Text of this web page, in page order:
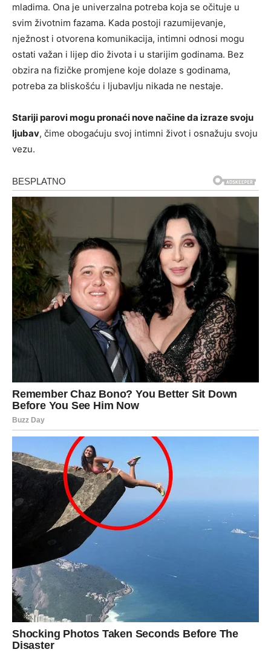
mladima. Ona je univerzalna potreba koja se očituje u
svim životnim fazama. Kada postoji razumijevanje,
nježnost i otvorena komunikacija, intimni odnosi mogu
ostati važan i lijep dio života i u starijim godinama. Bez
obzira na fizičke promjene koje dolaze s godinama,
potreba za bliskošću i ljubavlju nikada ne nestaje.
Stariji parovi mogu pronaći nove načine da izraze svoju
ljubav, čime obogaćuju svoj intimni život i osnažuju svoju
vezu.